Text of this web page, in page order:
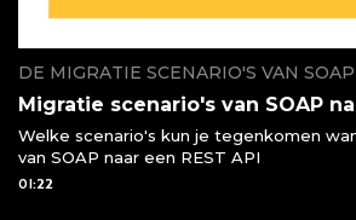
DE MIGRATIE SCENARIO'S VAN
Migratie scenario's van SOAP
Welke scenario's kun je tegenkomen
van SOAP naar een REST API
01:22